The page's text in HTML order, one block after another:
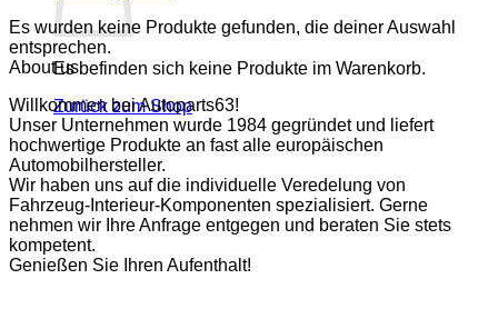
Es befinden sich keine Produkte im Warenkorb.
Zurück zum Shop
Es wurden keine Produkte gefunden, die deiner Auswahl
entsprechen.
About us
Willkommen bei Autoparts63!
Unser Unternehmen wurde 1984 gegründet und liefert
hochwertige Produkte an fast alle europäischen
Automobilhersteller.
Wir haben uns auf die individuelle Veredelung von
Fahrzeug-Interieur-Komponenten spezialisiert. Gerne
nehmen wir Ihre Anfrage entgegen und beraten Sie stets
kompetent.
Genießen Sie Ihren Aufenthalt!